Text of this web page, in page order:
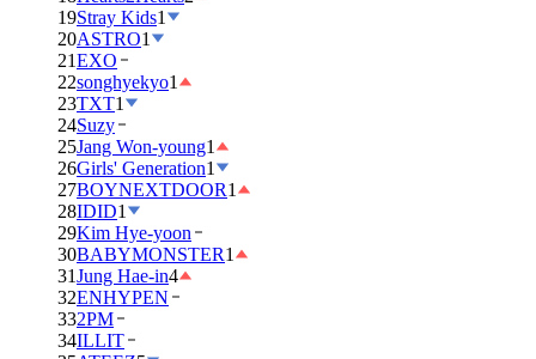
19Stray Kids1
20ASTRO1
21EXO
22songhyekyo1
23TXT1
24Suzy
25Jang Won-young1
26Girls' Generation1
27BOYNEXTDOOR1
28IDID1
29Kim Hye-yoon
30BABYMONSTER1
31Jung Hae-in4
32ENHYPEN
332PM
34ILLIT